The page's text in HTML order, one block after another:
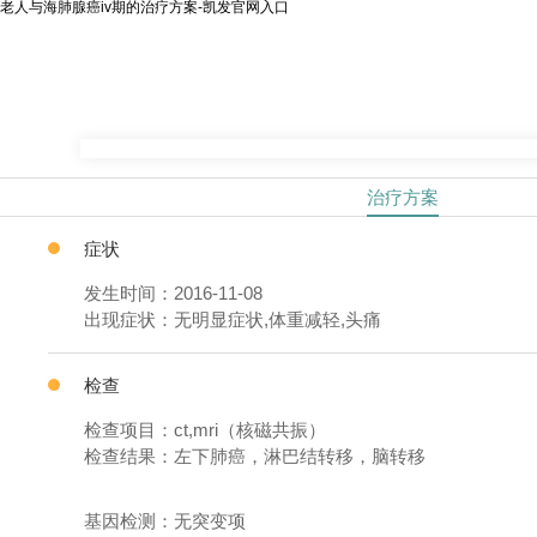
老人与海肺腺癌iv期的治疗方案-凯发官网入口
治疗方案
症状
发生时间：2016-11-08
出现症状：无明显症状,体重减轻,头痛
检查
检查项目：ct,mri（核磁共振）
检查结果：左下肺癌，淋巴结转移，脑转移
基因检测：无突变项